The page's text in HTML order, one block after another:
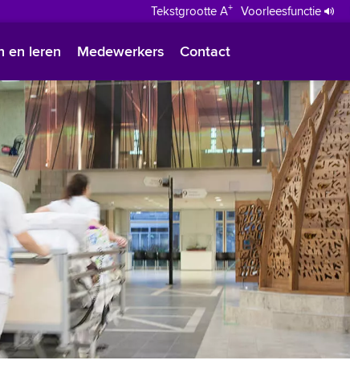
Tekstgrootte A+ Voorleesfunctie
Polski
Türkçe
Arabisch
en leren Medewerkers Contact